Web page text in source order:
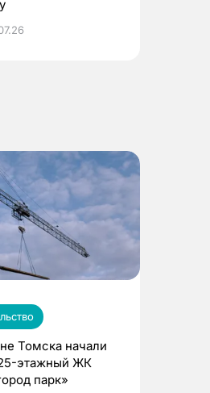
Томска начали
этажный ЖК
парк»